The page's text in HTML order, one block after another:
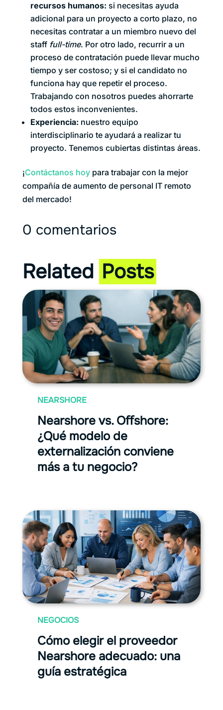
recursos humanos: si necesitas ayuda
adicional para un proyecto a corto plazo, no
necesitas contratar a un miembro nuevo del
staff full-time. Por otro lado, recurrir a un
proceso de contratación puede llevar mucho
tiempo y ser costoso; y si el candidato no
funciona hay que repetir el proceso.
Trabajando con nosotros puedes ahorrarte
todos estos inconvenientes.
Experiencia: nuestro equipo
interdisciplinario te ayudará a realizar tu
proyecto. Tenemos cubiertas distintas áreas.
¡Contáctanos hoy para trabajar con la mejor
compañía de aumento de personal IT remoto
del mercado!
0 comentarios
Related Posts
Nearshore vs. Oﬀshore:
¿Qué modelo de
externalización conviene
más a tu negocio?
NEARSHORE
Cómo elegir el proveedor
Nearshore adecuado: una
guía estratégica
NEGOCIOS